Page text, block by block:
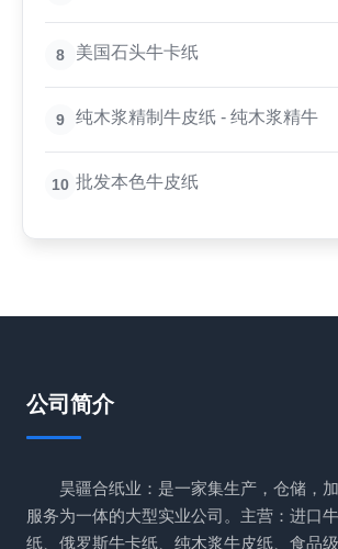
8 美国石头牛卡纸
9 纯木浆精制牛皮纸 - 纯木浆精牛
10 批发本色牛皮纸
公司简介
昊疆合纸业：是一家集生产，仓储，
服务为一体的大型实业公司。主营：进口
纸、俄罗斯牛卡纸、纯木浆牛皮纸、食品